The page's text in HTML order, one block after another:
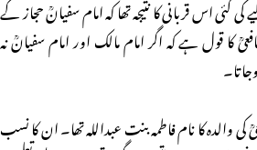
اس قربانی کا نتیجہ تھا کہ امام سفیانؒ حجاز کے
کا قول ہے کہ اگر امام مالک اور امام سفیانؒ نہ
کی والدہ کا نام فاطمہ بنت عبداللہ تھا۔ ان کا نسب